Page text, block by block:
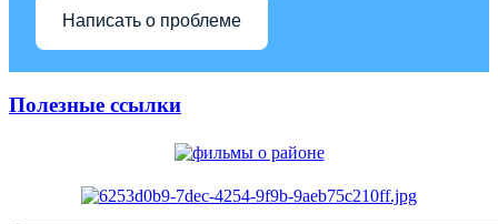
Написать о проблеме
Полезные ссылки